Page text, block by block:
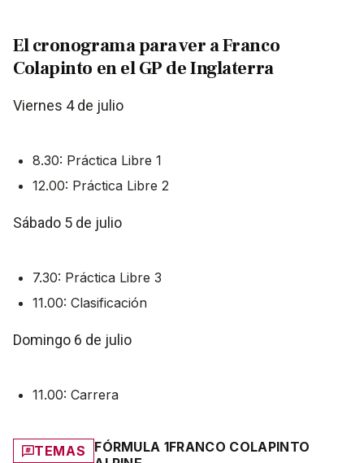
El cronograma para ver a Franco
Colapinto en el GP de Inglaterra
Viernes 4 de julio
8.30: Práctica Libre 1
12.00: Práctica Libre 2
Sábado 5 de julio
7.30: Práctica Libre 3
11.00: Clasificación
Domingo 6 de julio
11.00: Carrera
TEMAS FÓRMULA 1FRANCO COLAPINTO